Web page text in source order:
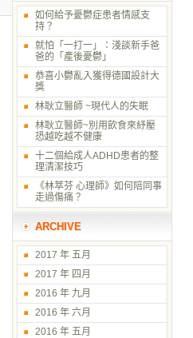
如何給予憂鬱症患者情感支
持？
就怕「一打一」：淺談新手爸
爸的「產後憂鬱」
恭喜小鬱亂入獲得德國設計大
獎
林耿立醫師 ~現代人的失眠
林耿立醫師~別用飲食來紓壓
恐越吃越不健康
十二個給成人ADHD患者的整
理清潔技巧
《林萃芬 心理師》如何陪同事
走過傷痛？
ARCHIVE
2017 年 五月
2017 年 四月
2016 年 九月
2016 年 六月
2016 年 五月